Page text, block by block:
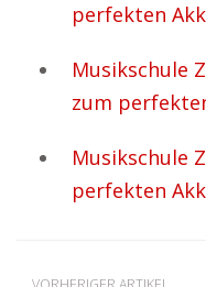
perfekten
Musikschule
zum
Musikschule
perfekten